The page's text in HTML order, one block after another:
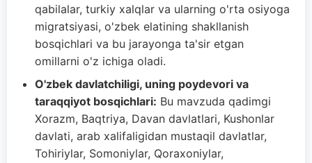
qabilalar, turkiy xalqlar va ularning o'rta osiyoga
migratsiyasi, o'zbek elatining shakllanish
bosqichlari va bu jarayonga ta'sir etgan
omillarni o'z ichiga oladi.
O'zbek davlatchiligi, uning poydevori va
taraqqiyot bosqichlari: Bu mavzuda qadimgi
Xorazm, Baqtriya, Davan davlatlari, Kushonlar
davlati, arab xalifaligidan mustaqil davlatlar,
Tohiriylar, Somoniylar, Qoraxoniylar,